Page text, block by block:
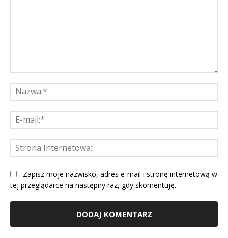
Zapisz moje nazwisko, adres e-mail i stronę internetową w
tej przeglądarce na następny raz, gdy skomentuję.